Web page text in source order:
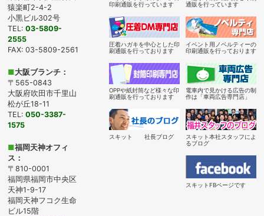
猿楽町2-4-2
小黒ビル302号
TEL:03-5809-
2555
FAX: 03-5809-2561
■大阪ブランチ：
〒565-0843
大阪府吹田市千里山
松が丘18-11
TEL:050-3387-
1575
■福岡天神オフィ
ス：
〒810-0001
福岡県福岡市中央区
天神1-9-17
福岡天神フコク生命
ビル15階
印刷通販を行っています
通販を行っています
圧着ハガキを中心とした印
刷通販を行っております
イベント用ノベルティーの
印刷通販を行っております
OPPや紙封筒など様々な印
刷通販を行っております
電車内で見かける広告の制
作は「車両広告専門店」
スキット 社長ブログ
スキット本社スタッフによ
るブログ
スキットFBページです